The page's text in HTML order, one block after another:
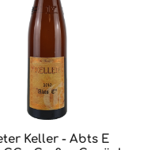
Keller - Abts E